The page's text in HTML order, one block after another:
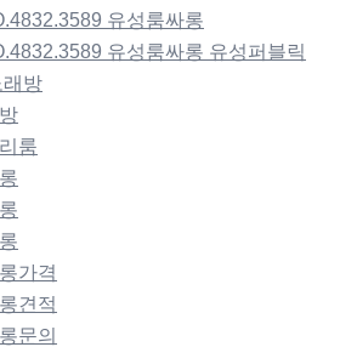
유성룸싸롱
유성룸싸롱 유성퍼블릭
래방
룸
가격
견적
문의